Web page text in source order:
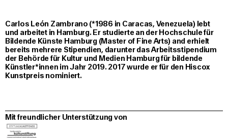
Carlos León Zambrano (*1986 in Caracas, Venezuela) lebt
und arbeitet in Hamburg. Er studierte an der Hochschule für
Bildende Künste Hamburg (Master of Fine Arts) and erhielt
bereits mehrere Stipendien, darunter das Arbeitsstipendium
der Behörde für Kultur und Medien Hamburg für bildende
Künstler*innen im Jahr 2019. 2017 wurde er für den Hiscox
Kunstpreis nominiert.
Mit freundlicher Unterstützung von